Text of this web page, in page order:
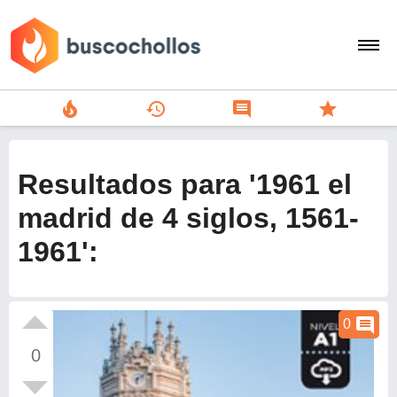
search
add
Menu
local_fire_department history comment star
Resultados para '1961 el
madrid de 4 siglos, 1561-
1961':
0
0 comment